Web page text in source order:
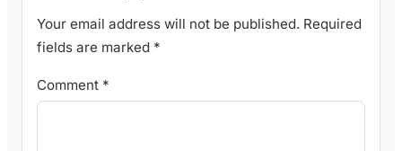
Your email address will not be published. Required
fields are marked *
Comment *